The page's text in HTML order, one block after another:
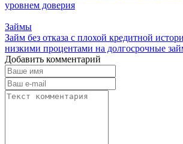
уровнем доверия
Займы
Займ без отказа с плохой кредитной
низкими процентами на долгосрочные
Добавить комментарий